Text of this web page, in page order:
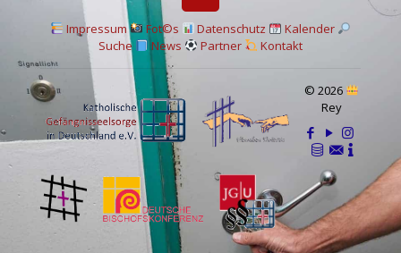
Impressum Fot©s Datenschutz
Kalender
Suche
News Partner Kontakt
© 2026
Rey